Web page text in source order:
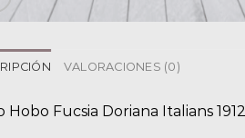
VALORACIONES (0)
Hobo Fucsia Doriana Italians